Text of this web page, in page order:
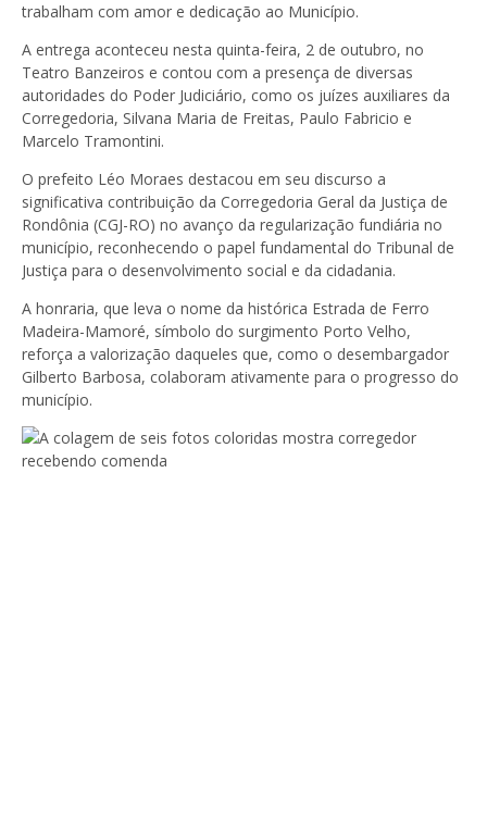
trabalham com amor e dedicação ao Município.
A entrega aconteceu nesta quinta-feira, 2 de outubro, no
Teatro Banzeiros e contou com a presença de diversas
autoridades do Poder Judiciário, como os juízes auxiliares da
Corregedoria, Silvana Maria de Freitas, Paulo Fabricio e
Marcelo Tramontini.
O prefeito Léo Moraes destacou em seu discurso a
significativa contribuição da Corregedoria Geral da Justiça de
Rondônia (CGJ-RO) no avanço da regularização fundiária no
município, reconhecendo o papel fundamental do Tribunal de
Justiça para o desenvolvimento social e da cidadania.
A honraria, que leva o nome da histórica Estrada de Ferro
Madeira-Mamoré, símbolo do surgimento Porto Velho,
reforça a valorização daqueles que, como o desembargador
Gilberto Barbosa, colaboram ativamente para o progresso do
município.